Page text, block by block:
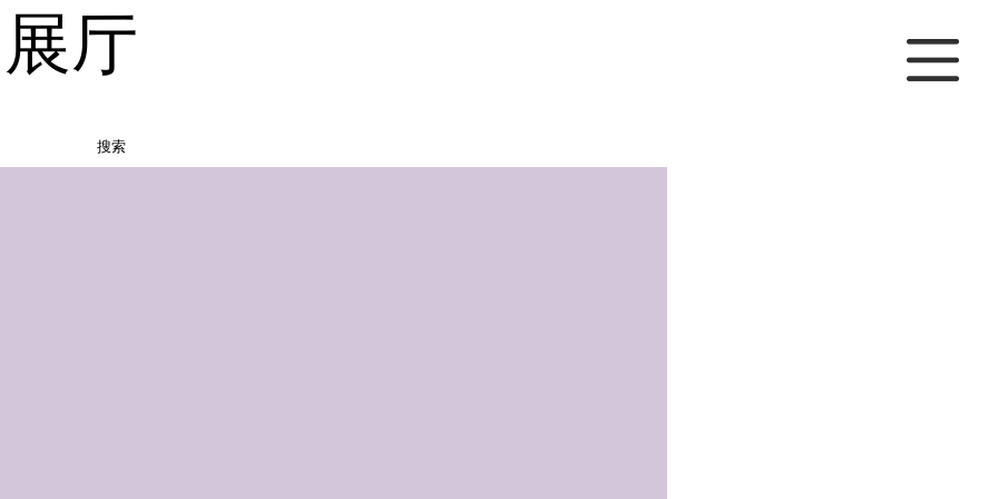
厅
搜索